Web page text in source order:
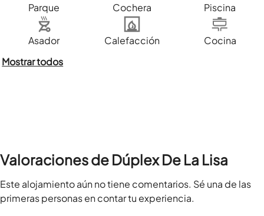
Parque Cochera Piscina
Asador Calefacción
Cocina
Mostrar todos
Valoraciones de Dúplex De La Lisa
Este alojamiento aún no tiene comentarios. Sé una de las
primeras personas en contar tu experiencia.